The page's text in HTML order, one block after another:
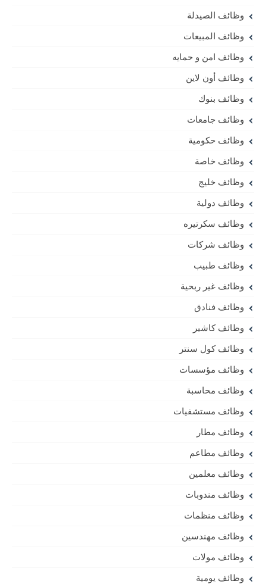
وظائف الصيدلة
وظائف المبيعات
وظائف امن و حمايه
وظائف أون لاين
وظائف بنوك
وظائف جامعات
وظائف حكومية
وظائف خاصة
وظائف خليج
وظائف دولية
وظائف سكرتيره
وظائف شركات
وظائف طبيب
وظائف غير ربحية
وظائف فنادق
وظائف كاشير
وظائف كول سنتر
وظائف مؤسسات
وظائف محاسبة
وظائف مستشفيات
وظائف مطار
وظائف مطاعم
وظائف معلمين
وظائف مندوبات
وظائف منظمات
وظائف مهندسين
وظائف مولات
وظائف يومية